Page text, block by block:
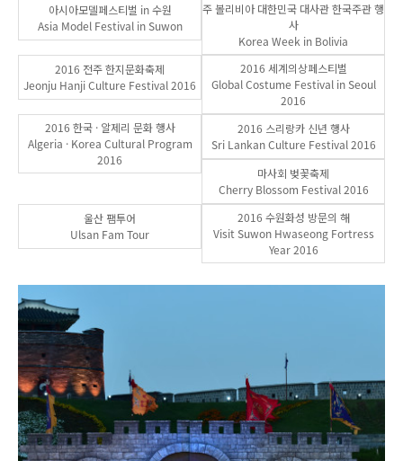
아시아모델페스티벌 in 수원
Asia Model Festival in Suwon
주 볼리비아 대한민국 대사관 한국주관 행
사
Korea Week in Bolivia
2016 전주 한지문화축제
Jeonju Hanji Culture Festival 2016
2016 세계의상페스티벌
Global Costume Festival in Seoul
2016
2016 한국 · 알제리 문화 행사
Algeria · Korea Cultural Program
2016
2016 스리랑카 신년 행사
Sri Lankan Culture Festival 2016
마사회 벚꽃축제
Cherry Blossom Festival 2016
울산 팸투어
Ulsan Fam Tour
2016 수원화성 방문의 해
Visit Suwon Hwaseong Fortress
Year 2016